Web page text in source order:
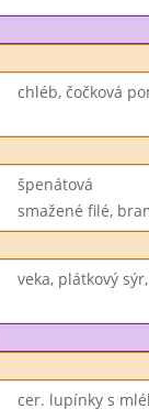
chléb, čočková
špenátová
smažené filé,
veka, plátkový
cer. lupínky s